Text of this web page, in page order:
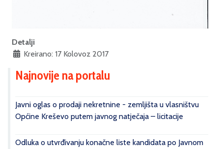
Detalji
Kreirano: 17 Kolovoz 2017
Najnovije na portalu
Javni oglas o prodaji nekretnine - zemljišta u vlasništvu
Općine Kreševo putem javnog natječaja – licitacije
Odluka o utvrđivanju konačne liste kandidata po Javnom